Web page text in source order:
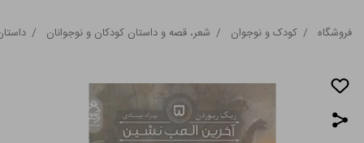
فروشگاه / کودک و نوجوان / شعر، قصه و داستان کودکان و نوجوانان /